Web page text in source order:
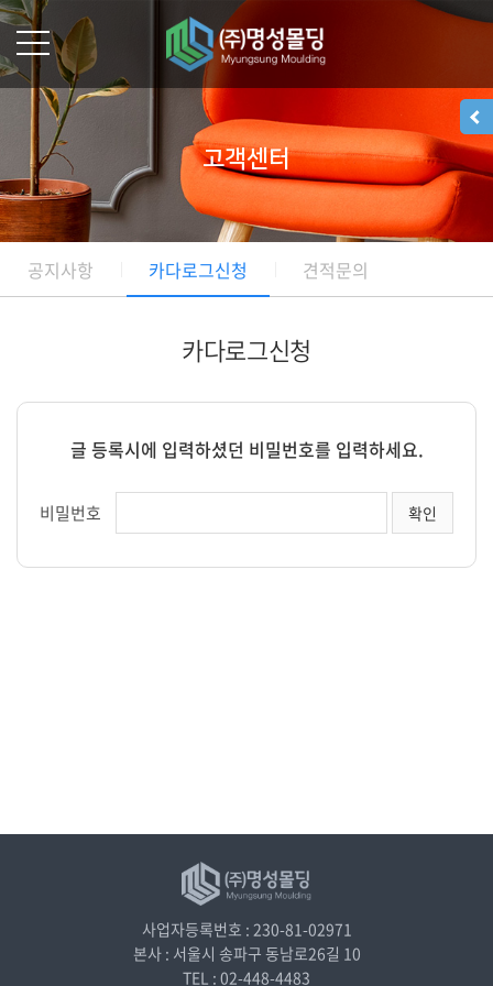
고객센터
공지사항 카다로그신청 견적문의
카다로그신청
글 등록시에 입력하셨던 비밀번호를 입력하세요.
비밀번호
사업자등록번호 : 230-81-02971
본사 : 서울시 송파구 동남로26길 10
TEL : 02-448-4483